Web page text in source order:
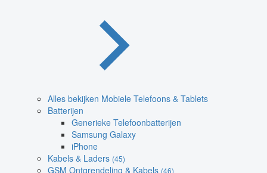
Alles bekijken Mobiele Telefoons & Tablets
Batterijen
Generieke Telefoonbatterijen
Samsung Galaxy
iPhone
Kabels & Laders (45)
GSM Ontgrendeling & Kabels (46)